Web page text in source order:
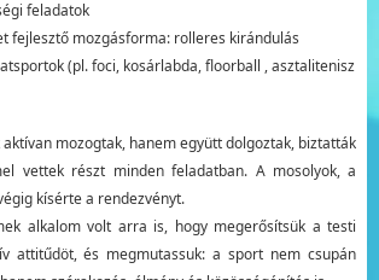
feladatok
fejlesztő mozgásforma: rolleres kirándulás
(pl. foci, kosárlabda, floorball , asztalitenisz
mozogtak, hanem együtt dolgoztak, biztatták
vettek részt minden feladatban. A mosolyok, a
kísérte a rendezvényt.
alkalom volt arra is, hogy megerősítsük a testi
attitűdöt, és megmutassuk: a sport nem csupán